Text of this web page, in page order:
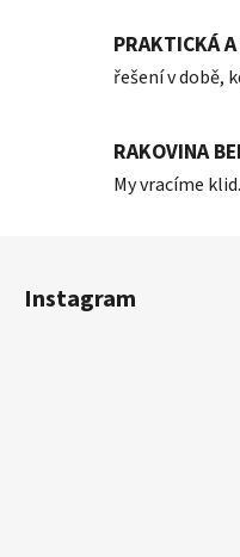
PRAKTICKÁ
řešení v době,
RAKOVINA
My vracíme
Instagram